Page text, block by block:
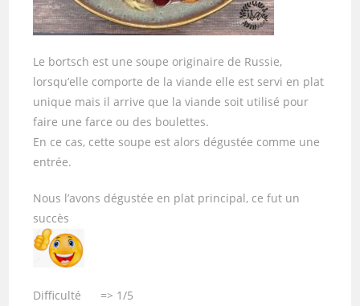
Le bortsch est une soupe originaire de Russie,
lorsqu’elle comporte de la viande elle est servi en plat
unique mais il arrive que la viande soit utilisé pour
faire une farce ou des boulettes.
En ce cas, cette soupe est alors dégustée comme une
entrée.
Nous l’avons dégustée en plat principal, ce fut un
succès
Difficulté => 1/5